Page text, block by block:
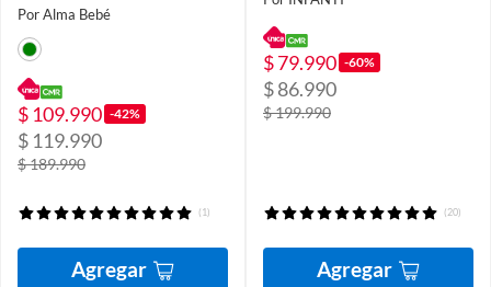
Por Alma Bebé
$ 109.990 -42%
$ 119.990
$ 189.990
(1)
Agregar
$ 79.990 -60%
$ 86.990
$ 199.990
(20)
Agregar